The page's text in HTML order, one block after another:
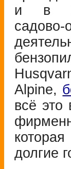
и в
садово-
Alpine,
всё это
долгие